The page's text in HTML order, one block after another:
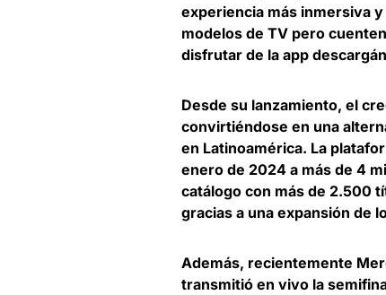
experiencia más inmersiva
modelos de TV pero
disfrutar de la app
Desde su lanzamiento, el
convirtiéndose en una
en Latinoamérica. La
enero de 2024 a más de 4
catálogo con más de 2.500
gracias a una expansión de
Además, recientemente
transmitió en vivo la